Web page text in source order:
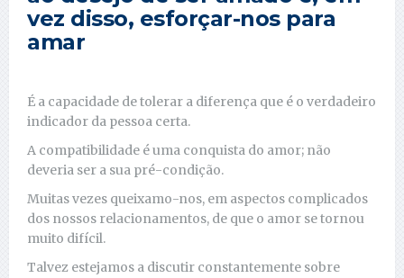
vez disso, esforçar-nos para
amar
É a capacidade de tolerar a diferença que é o verdadeiro
indicador da pessoa certa.
A compatibilidade é uma conquista do amor; não
deveria ser a sua pré-condição.
Muitas vezes queixamo-nos, em aspectos complicados
dos nossos relacionamentos, de que o amor se tornou
muito difícil.
Talvez estejamos a discutir constantemente sobre